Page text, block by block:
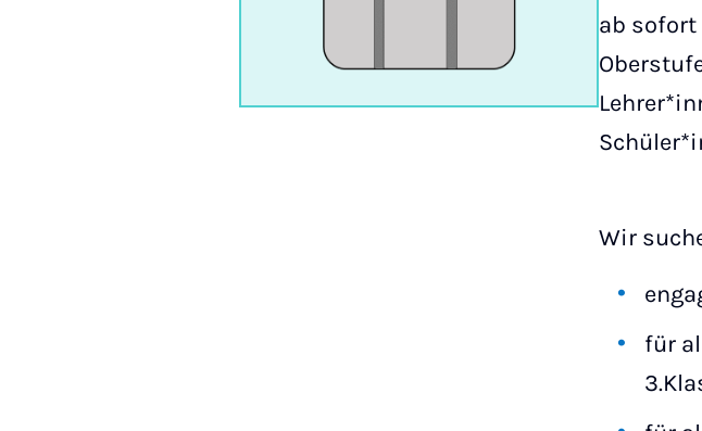
ab
Wir
für